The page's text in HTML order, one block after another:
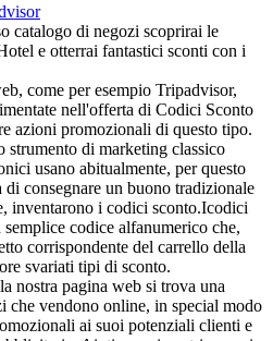
catalogo di negozi scoprirai le
e otterrai fantastici sconti con i
come per esempio Tripadvisor,
nell'offerta di Codici Sconto
azioni promozionali di questo tipo.
strumento di marketing classico
usano abitualmente, per questo
consegnare un buono tradizionale
inventarono i codici sconto.Icodici
codice alfanumerico che,
corrispondente del carrello della
svariati tipi di sconto.
nostra pagina web si trova una
che vendono online, in special modo
ai suoi potenziali clienti e